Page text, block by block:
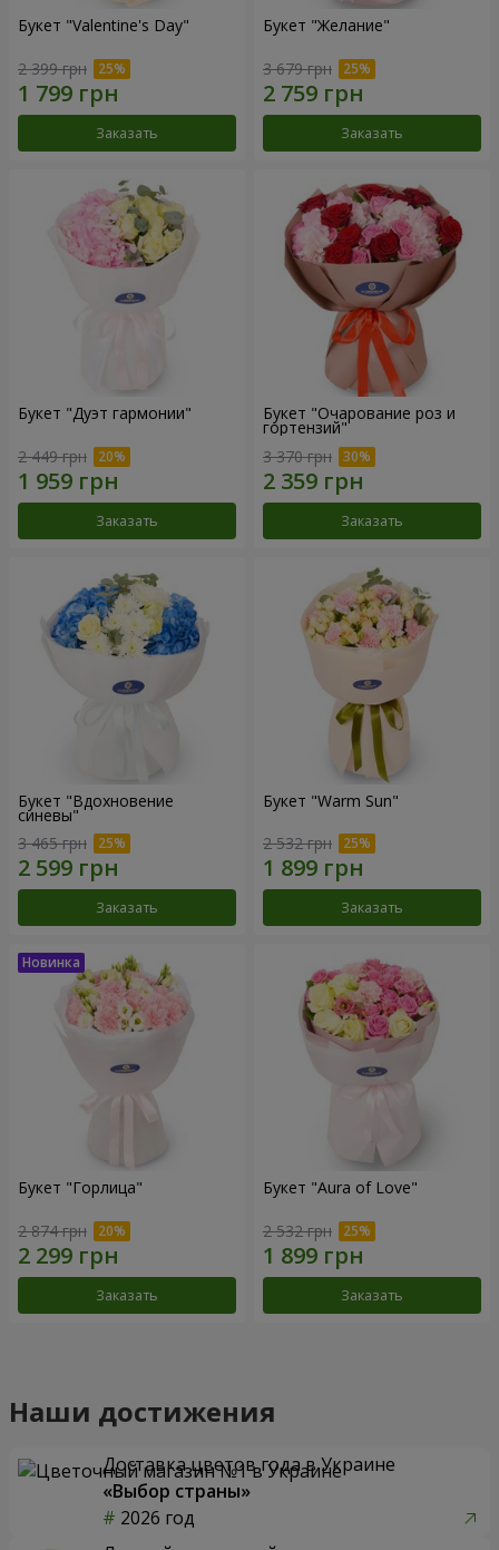
Букет "Valentine's Day"
2 399 грн
Заказать
Букет "Желание"
3 679 грн
Заказать
Букет "Дуэт гармонии"
2 449 грн
Заказать
Букет "Очарование роз и
гортензий"
3 370 грн
Заказать
Букет "Вдохновение
синевы"
3 465 грн
Заказать
Букет "Warm Sun"
2 532 грн
Заказать
Букет "Горлица"
2 874 грн
Заказать
Букет "Aura of Love"
2 532 грн
Заказать
Наши достижения
Доставка цветов года в Украине
«Выбор страны»
2026 год